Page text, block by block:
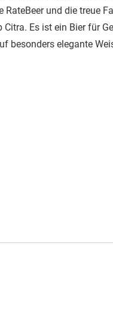
und die treue
Es ist ein Bier für
besonders elegante